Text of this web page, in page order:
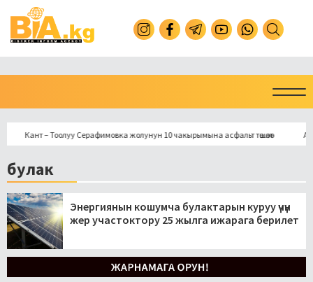
Кант – Тоолуу Серафимовка жолунун 10 чакырымына асфальт төшөлөт
булак
Энергиянын кошумча булактарын куруу үчүн
жер участоктору 25 жылга ижарага берилет